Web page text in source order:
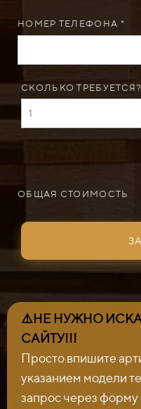
НОМЕР ТЕЛЕФОНА *
СКОЛЬКО ТРЕБУЕТСЯ?
ОБЩАЯ СТОИМОСТЬ
⚠️НЕ НУЖНО
САЙТУ!!!
Просто впишите
указанием модели
запрос через форму